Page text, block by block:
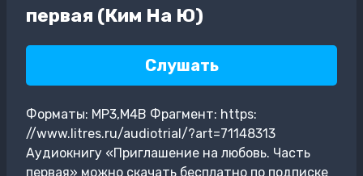
первая (Ким На Ю)
Слушать
Форматы: MP3,M4B Фрагмент: https:
//www.litres.ru/audiotrial/?art=71148313
Аудиокнигу «Приглашение на любовь. Часть
первая» можно скачать бесплатно по подписке